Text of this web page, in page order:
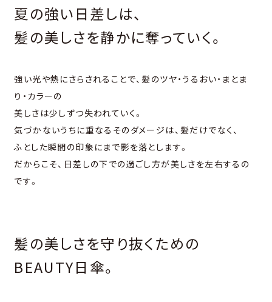
夏の強い⽇差しは、
髪の美しさを静かに奪っていく。
強い光や熱にさらされることで、髪のツヤ・うるおい・まとま
り・カラーの
美しさは少しずつ失われていく。
気づかないうちに重なるそのダメージは、髪だけでなく、
ふとした瞬間の印象にまで影を落とします。
だからこそ、⽇差しの下での過ごし⽅が美しさを左右するの
です。
髪の美しさを守り抜くための
BEAUTY⽇傘。